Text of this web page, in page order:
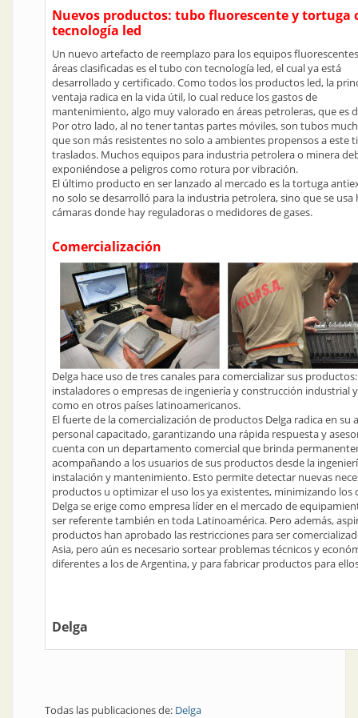
Nuevos productos: tubo fluorescente y tortuga
tecnología led
Un nuevo artefacto de reemplazo para los equipos
áreas clasificadas es el tubo con tecnología led, el cual ya está
desarrollado y certificado. Como todos los productos led, la
ventaja radica en la vida útil, lo cual reduce los gastos de
mantenimiento, algo muy valorado en áreas petroleras, que es
Por otro lado, al no tener tantas partes móviles, son tubos
que son más resistentes no solo a ambientes propensos a este
traslados. Muchos equipos para industria petrolera o minera
exponiéndose a peligros como rotura por vibración.
El último producto en ser lanzado al mercado es la tortuga
no solo se desarrolló para la industria petrolera, sino que se usa
cámaras donde hay reguladoras o medidores de gases.
Comercialización
Delga hace uso de tres canales para comercializar sus
instaladores o empresas de ingeniería y construcción industrial
como en otros países latinoamericanos.
El fuerte de la comercialización de productos Delga radica en
personal capacitado, garantizando una rápida respuesta y
cuenta con un departamento comercial que brinda
acompañando a los usuarios de sus productos desde la
instalación y mantenimiento. Esto permite detectar nuevas
productos u optimizar el uso los ya existentes, minimizando
Delga se erige como empresa líder en el mercado de
ser referente también en toda Latinoamérica. Pero además,
productos han aprobado las restricciones para ser
Asia, pero aún es necesario sortear problemas técnicos y
diferentes a los de Argentina, y para fabricar productos para
Delga
Todas las publicaciones de: Delga